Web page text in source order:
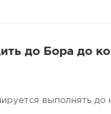
до Бора до
выполнять до